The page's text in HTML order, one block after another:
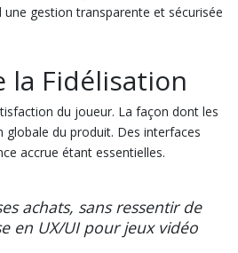
gestion transparente et sécurisée
la Fidélisation
du joueur. La façon dont les
du produit. Des interfaces
accrue étant essentielles.
achats, sans ressentir de
en UX/UI pour jeux vidéo